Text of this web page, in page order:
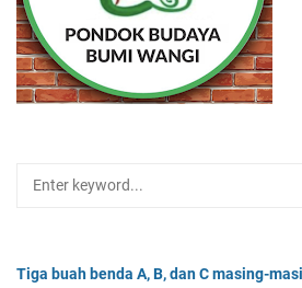
Tiga buah benda A, B, dan C masing-